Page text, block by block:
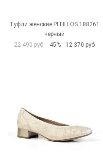
Туфли женские PITILLOS 188261
черный
22 490 руб
-45% 12 370 руб